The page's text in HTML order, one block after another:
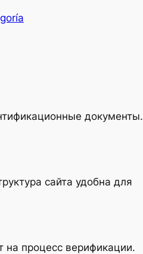
документы.
сайта удобна для
на процесс верификации.